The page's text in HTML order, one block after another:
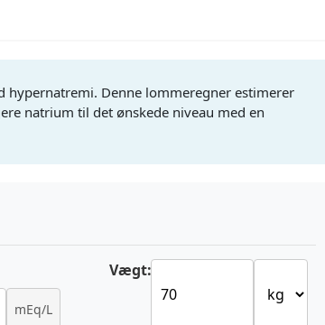
hypernatremi. Denne lommeregner estimerer
natrium til det ønskede niveau med en
mEq/L
Vægt: